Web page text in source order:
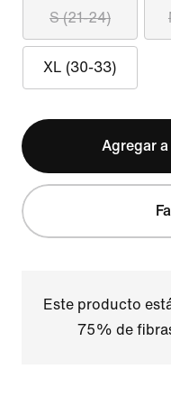
S (21-24)
XL (30-33)
Agregar
Este producto
75% de